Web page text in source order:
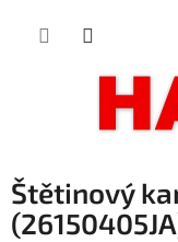
Štětinový